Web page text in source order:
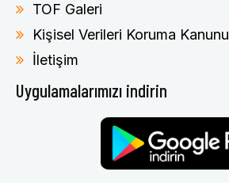
TOF Galeri
Kişisel Verileri Koruma Kanunu
İletişim
Uygulamalarımızı indirin